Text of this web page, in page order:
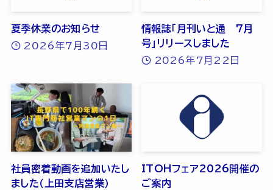
夏季休業のお知らせ
2026年7月30日
情報誌「月刊いと通 7月
号」リリースしました
2026年7月22日
社員密着動画を追加いたし
ました（上田支店営業）
ITOHフェア2026開催の
ご案内